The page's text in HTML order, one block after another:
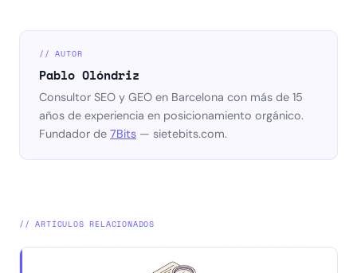
// AUTOR
Pablo Olóndriz
Consultor SEO y GEO en Barcelona con más de 15
años de experiencia en posicionamiento orgánico.
Fundador de 7Bits — sietebits.com.
// ARTÍCULOS RELACIONADOS